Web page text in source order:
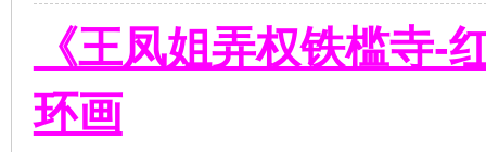
《王凤姐弄权铁槛寺-
环画